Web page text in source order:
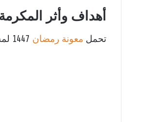
أهداف وأثر
تحمل معونة رمضان